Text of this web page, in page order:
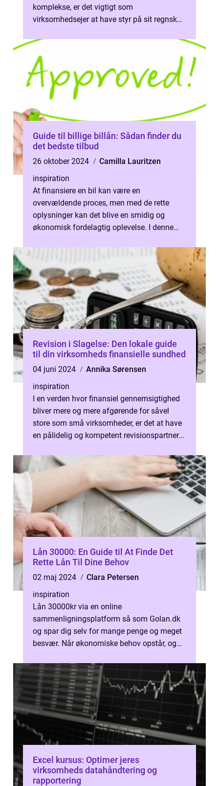
komplekse, er det vigtigt som
virksomhedsejer at have styr på sit regnskab
Guide til billige billån: Sådan finder du
det bedste tilbud
26 oktober 2024
Camilla Lauritzen
inspiration
At finansiere en bil kan være en
overvældende proces, men med de rette
oplysninger kan det blive en smidig og
økonomisk fordelagtig oplevelse. I denne
Revision i Slagelse: Den lokale guide
til din virksomheds finansielle sundhed
04 juni 2024
Annika Sørensen
inspiration
I en verden hvor finansiel gennemsigtighed
bliver mere og mere afgørende for såvel
store som små virksomheder, er det at have
en pålidelig og kompetent revisionspartner
Lån 30000: En Guide til At Finde Det
Rette Lån Til Dine Behov
02 maj 2024
Clara Petersen
inspiration
Lån 30000kr via en online
sammenligningsplatform så som Golan.dk
og spar dig selv for mange penge og meget
besvær. Når økonomiske behov opstår, og
nødvendigt at ...
Excel kursus: Optimer jeres
virksomheds datahåndtering og
rapportering